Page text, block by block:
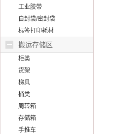
工业胶带
自封袋/密封袋
标签打印耗材
搬运存储区
柜类
货架
梯具
桶类
周转箱
存储箱
手推车